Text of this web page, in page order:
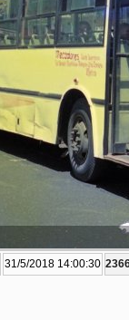
31/5/2018 14:00:30